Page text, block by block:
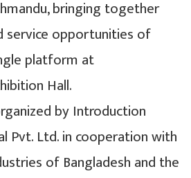
bringing together
service opportunities of
platform at
Hall.
by Introduction
Pvt. Ltd. in cooperation with
of Bangladesh and the